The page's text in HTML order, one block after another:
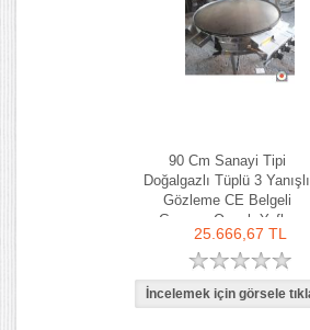
90 Cm Sanayi Tipi
Doğalgazlı Tüplü 3 Yanışlı
Gözleme CE Belgeli
Gazmer Onaylı Yufka
Ocağı
25.666,67 TL